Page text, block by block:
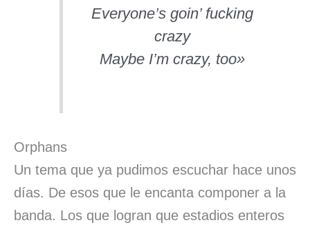
Everyone’s goin’ fucking
crazy
Maybe I’m crazy, too»
Orphans
Un tema que ya pudimos escuchar hace unos
días. De esos que le encanta componer a la
banda. Los que logran que estadios enteros